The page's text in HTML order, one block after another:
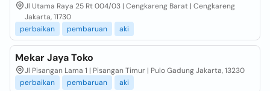
Jl Utama Raya 25 Rt 004/03 | Cengkareng Barat | Cengkareng
Jakarta, 11730
perbaikan
pembaruan aki
Mekar Jaya Toko
Jl Pisangan Lama 1 | Pisangan Timur | Pulo Gadung Jakarta, 13230
perbaikan
pembaruan aki